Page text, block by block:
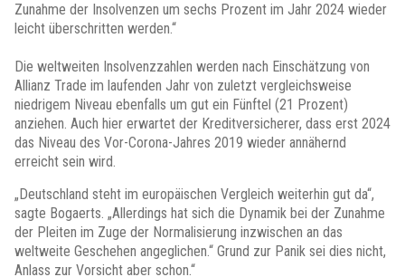
Zunahme der Insolvenzen um sechs Prozent im Jahr 2024 wieder
leicht überschritten werden.“
Die weltweiten Insolvenzzahlen werden nach Einschätzung von
Allianz Trade im laufenden Jahr von zuletzt vergleichsweise
niedrigem Niveau ebenfalls um gut ein Fünftel (21 Prozent)
anziehen. Auch hier erwartet der Kreditversicherer, dass erst 2024
das Niveau des Vor-Corona-Jahres 2019 wieder annähernd
erreicht sein wird.
„Deutschland steht im europäischen Vergleich weiterhin gut da“,
sagte Bogaerts. „Allerdings hat sich die Dynamik bei der Zunahme
der Pleiten im Zuge der Normalisierung inzwischen an das
weltweite Geschehen angeglichen.“ Grund zur Panik sei dies nicht,
Anlass zur Vorsicht aber schon.“